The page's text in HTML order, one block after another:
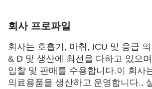
회사 프로파일
회사는 호흡기, 마취, ICU 및 응급
& D 및 생산에 최선을 다하고 있으
입찰 및 판매를 수용합니다.이 회사
의료용품을 생산하고 운영합니다.,